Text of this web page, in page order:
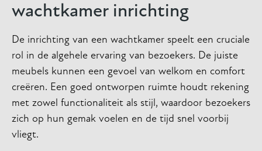
wachtkamer inrichting
De inrichting van een wachtkamer speelt een cruciale
rol in de algehele ervaring van bezoekers. De juiste
meubels kunnen een gevoel van welkom en comfort
creëren. Een goed ontworpen ruimte houdt rekening
met zowel functionaliteit als stijl, waardoor bezoekers
zich op hun gemak voelen en de tijd snel voorbij
vliegt.